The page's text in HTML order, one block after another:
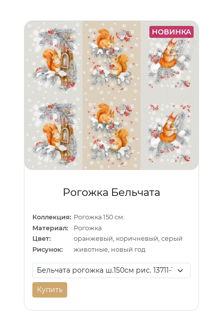
НОВИНКА
Рогожка Бельчата
Коллекция: Рогожка 150 см.
Материал:
Рогожка
Цвет:
оранжевый, коричневый, серый
Рисунок:
животные, новый год
Купить